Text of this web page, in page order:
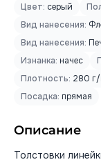
Цвет: серый
Вид нанесения:
Вид нанесения:
Изнанка: начес
Плотность: 280 г/
Посадка: прямая
Описание
Толстовки